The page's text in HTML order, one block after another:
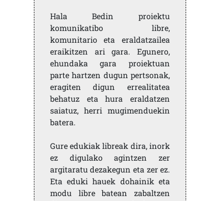
Hala Bedin proiektu
komunikatibo libre,
komunitario eta eraldatzailea
eraikitzen ari gara. Egunero,
ehundaka gara proiektuan
parte hartzen dugun pertsonak,
eragiten digun errealitatea
behatuz eta hura eraldatzen
saiatuz, herri mugimenduekin
batera.
Gure edukiak libreak dira, inork
ez digulako agintzen zer
argitaratu dezakegun eta zer ez.
Eta eduki hauek dohainik eta
modu libre batean zabaltzen